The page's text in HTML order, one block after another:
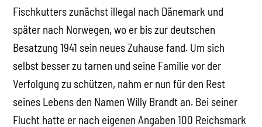
Fischkutters zunächst illegal nach Dänemark und
später nach Norwegen, wo er bis zur deutschen
Besatzung 1941 sein neues Zuhause fand. Um sich
selbst besser zu tarnen und seine Familie vor der
Verfolgung zu schützen, nahm er nun für den Rest
seines Lebens den Namen Willy Brandt an. Bei seiner
Flucht hatte er nach eigenen Angaben 100 Reichsmark